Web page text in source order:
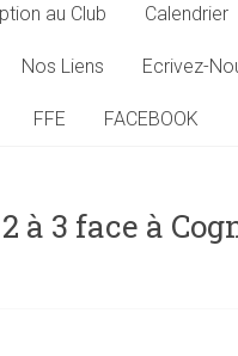
au Club Calendrier
Nos Liens Ecrivez-
FFE FACEBOOK
à 3 face à